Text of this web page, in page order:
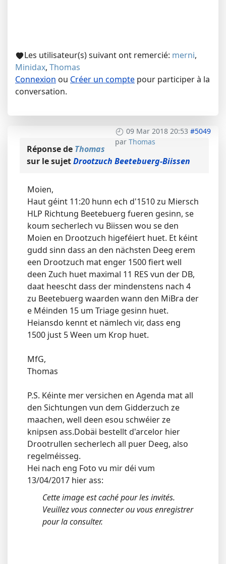
Les utilisateur(s) suivant ont remercié: merni,
Minidax, Thomas
Connexion ou Créer un compte pour participer à la
conversation.
09 Mar 2018 20:53 #5049
par Thomas
Réponse de Thomas
sur le sujetDrootzuch Beetebuerg-Biissen
Moien,
Haut géint 11:20 hunn ech d'1510 zu Miersch
HLP Richtung Beetebuerg fueren gesinn, se
koum secherlech vu Biissen wou se den
Moien en Drootzuch higeféiert huet. Et kéint
gudd sinn dass an den nächsten Deeg erem
een Drootzuch mat enger 1500 fiert well
deen Zuch huet maximal 11 RES vun der DB,
daat heescht dass der mindenstens nach 4
zu Beetebuerg waarden wann den MiBra der
e Méinden 15 um Triage gesinn huet.
Heiansdo kennt et nämlech vir, dass eng
1500 just 5 Ween um Krop huet.
MfG,
Thomas
P.S. Kéinte mer versichen en Agenda mat all
den Sichtungen vun dem Gidderzuch ze
maachen, well deen esou schwéier ze
knipsen ass.Dobäi bestellt d'arcelor hier
Drootrullen secherlech all puer Deeg, also
regelméisseg.
Hei nach eng Foto vu mir déi vum
13/04/2017 hier ass:
Cette image est caché pour les invités.
Veuillez vous connecter ou vous enregistrer
pour la consulter.